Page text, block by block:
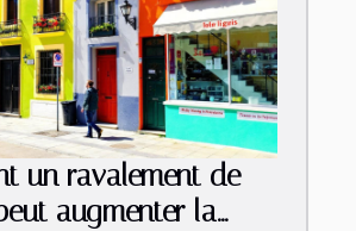
un ravalement de
augmenter la